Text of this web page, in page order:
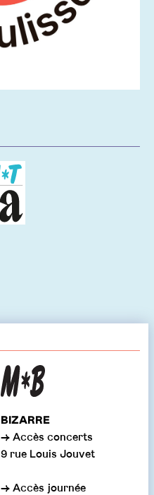
BIZARRE
→ Accès concerts
9 rue Louis Jouvet
→ Accès journée